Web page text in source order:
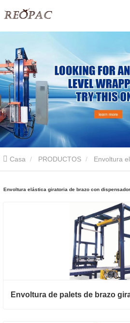
Casa PRODUCTOS Envoltura
Envoltura elástica giratoria de brazo con